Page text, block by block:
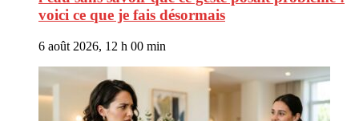
voici ce que je fais désormais
6 août 2026, 12 h 00 min